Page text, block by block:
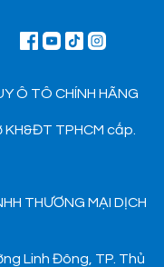
Ô TÔ CHÍNH HÃNG
TPHCM cấp.
THƯƠNG MẠI DỊCH
Linh Đông, TP. Thủ